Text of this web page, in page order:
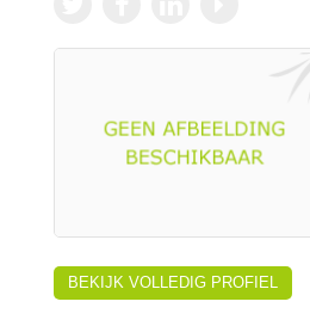
BEKIJK VOLLEDIG PROFIEL